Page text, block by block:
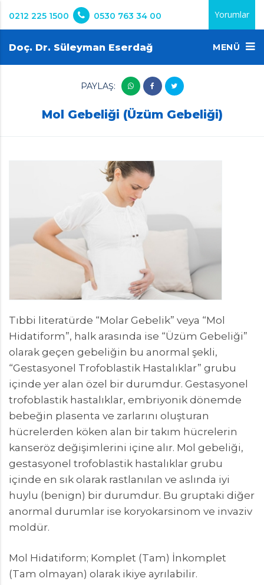
0212 225 1500 0530 763 34 00 Yorumlar
Doç. Dr. Süleyman Eserdağ MENÜ
PAYLAŞ:
Mol Gebeliği (Üzüm Gebeliği)
Tıbbi literatürde “Molar Gebelik” veya “Mol
Hidatiform”, halk arasında ise “Üzüm Gebeliği”
olarak geçen gebeliğin bu anormal şekli,
“Gestasyonel Trofoblastik Hastalıklar” grubu
içinde yer alan özel bir durumdur. Gestasyonel
trofoblastik hastalıklar, embriyonik dönemde
bebeğin plasenta ve zarlarını oluşturan
hücrelerden köken alan bir takım hücrelerin
kanseröz değişimlerini içine alır. Mol gebeliği,
gestasyonel trofoblastik hastalıklar grubu
içinde en sık olarak rastlanılan ve aslında iyi
huylu (benign) bir durumdur. Bu gruptaki diğer
anormal durumlar ise koryokarsinom ve invaziv
moldür.
Mol Hidatiform; Komplet (Tam) İnkomplet
(Tam olmayan) olarak ikiye ayrılabilir.